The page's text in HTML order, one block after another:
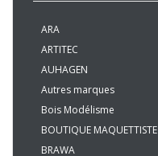
ARA
ARTITEC
AUHAGEN
Autres marques
Bois Modélisme
BOUTIQUE MAQUETTISTE
BRAWA